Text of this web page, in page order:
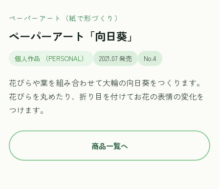
ペーパーアート（紙で形づくり）
ペーパーアート「向日葵」
個人作品 （PERSONAL） 2021.07 発売 No.4
花びらや葉を組み合わせて大輪の向日葵をつくります。
花びらを丸めたり、折り目を付けてお花の表情の変化を
つけます。
商品一覧へ